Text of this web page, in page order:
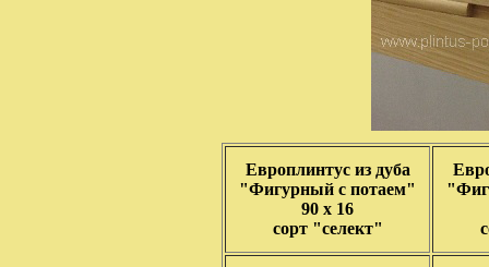
Европлинтус из дуба
"Фигурный с потаем"
90 х 16
сорт "селект"